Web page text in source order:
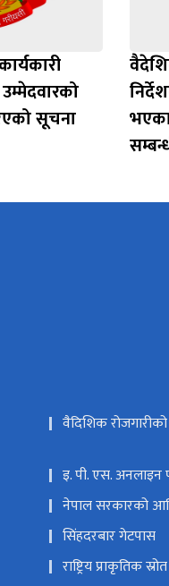
सूचना
वैदिशिक
इ. पी. एस. अनलाइन
नेपाल सरकारको
सिंहदरबार गेटपास
राष्ट्रिय प्राकृतिक